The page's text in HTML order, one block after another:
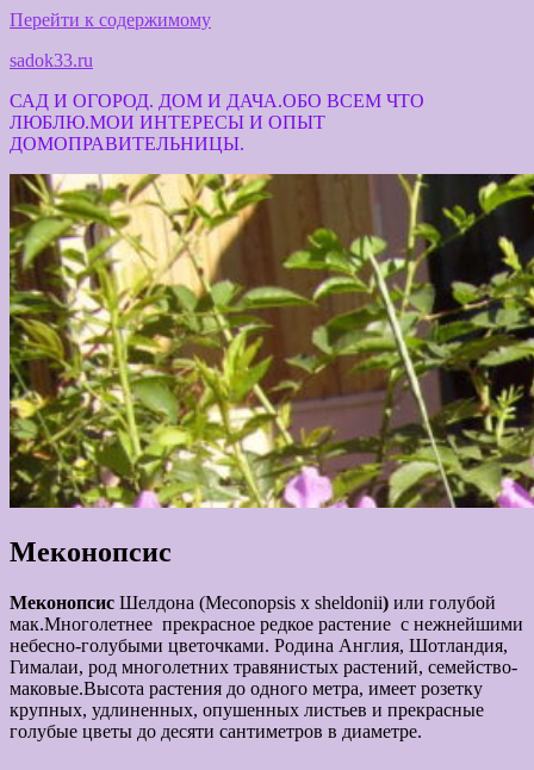
Перейти к содержимому
sadok33.ru
САД И ОГОРОД. ДОМ И ДАЧА.ОБО ВСЕМ ЧТО
ЛЮБЛЮ.МОИ ИНТЕРЕСЫ И ОПЫТ
ДОМОПРАВИТЕЛЬНИЦЫ.
Меконопсис
Меконопсис Шелдона (Meconopsis x sheldonii) или голубой
мак.Многолетнее прекрасное редкое растение с нежнейшими
небесно-голубыми цветочками. Родина Англия, Шотландия,
Гималаи, род многолетних травянистых растений, семейство-
маковые.Высота растения до одного метра, имеет розетку
крупных, удлиненных, опушенных листьев и прекрасные
голубые цветы до десяти сантиметров в диаметре.